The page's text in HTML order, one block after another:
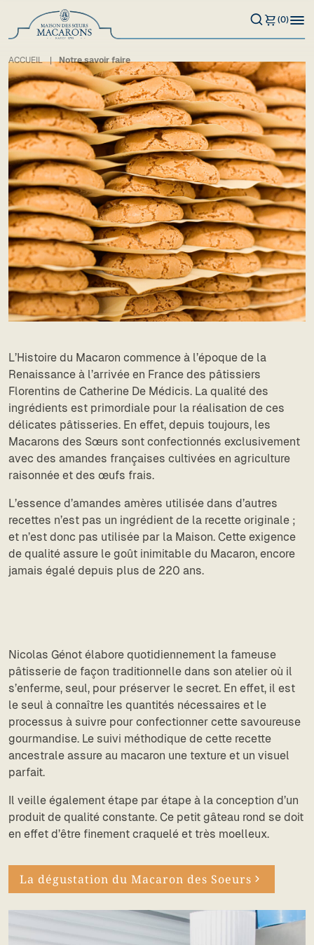
(0)
ACCUEIL Notre savoir faire
Notre savoir faire
L’Histoire du Macaron commence à l’époque de la
Renaissance à l’arrivée en France des pâtissiers
Florentins de Catherine De Médicis. La qualité des
ingrédients est primordiale pour la réalisation de ces
délicates pâtisseries. En effet, depuis toujours, les
Macarons des Sœurs sont confectionnés exclusivement
avec des amandes françaises cultivées en agriculture
raisonnée et des œufs frais.
L’essence d’amandes amères utilisée dans d’autres
recettes n’est pas un ingrédient de la recette originale ;
et n’est donc pas utilisée par la Maison. Cette exigence
de qualité assure le goût inimitable du Macaron, encore
jamais égalé depuis plus de 220 ans.
Nicolas Génot élabore quotidiennement la fameuse
pâtisserie de façon traditionnelle dans son atelier où il
s’enferme, seul, pour préserver le secret. En effet, il est
le seul à connaître les quantités nécessaires et le
processus à suivre pour confectionner cette savoureuse
gourmandise. Le suivi méthodique de cette recette
ancestrale assure au macaron une texture et un visuel
parfait.
Il veille également étape par étape à la conception d’un
produit de qualité constante. Ce petit gâteau rond se doit
en effet d’être finement craquelé et très moelleux.
La dégustation du Macaron des Soeurs